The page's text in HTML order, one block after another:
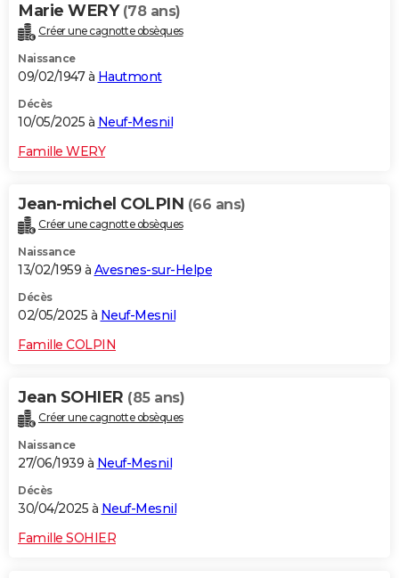
Marie WERY (78 ans)
Créer une cagnotte obsèques
Naissance
09/02/1947 à Hautmont
Décès
10/05/2025 à Neuf-Mesnil
Famille WERY
Jean-michel COLPIN (66 ans)
Créer une cagnotte obsèques
Naissance
13/02/1959 à Avesnes-sur-Helpe
Décès
02/05/2025 à Neuf-Mesnil
Famille COLPIN
Jean SOHIER (85 ans)
Créer une cagnotte obsèques
Naissance
27/06/1939 à Neuf-Mesnil
Décès
30/04/2025 à Neuf-Mesnil
Famille SOHIER